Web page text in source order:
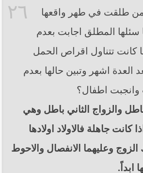
٢٦
طلقت في طهر واقعها
سئلها المطلق اجابت بعدم
كانت تتناول اقراص الحمل
العدة اشهر وتبين حالها بعدم
وانجبت اطفال؟
والزواج الثاني باطل وهي
كانت جاهلة فالاولاد اولادها
وعليهما الانفصال والاحوط
ابداً.